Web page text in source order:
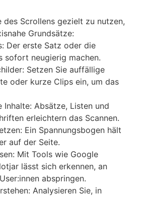
des Scrollens gezielt zu nutzen,
Grundsätze:
Der erste Satz oder die
sofort neugierig machen.
Setzen Sie auffällige
oder kurze Clips ein, um das
Inhalte: Absätze, Listen und
erleichtern das Scannen.
Ein Spannungsbogen hält
auf der Seite.
Mit Tools wie Google
lässt sich erkennen, an
abspringen.
Analysieren Sie, in